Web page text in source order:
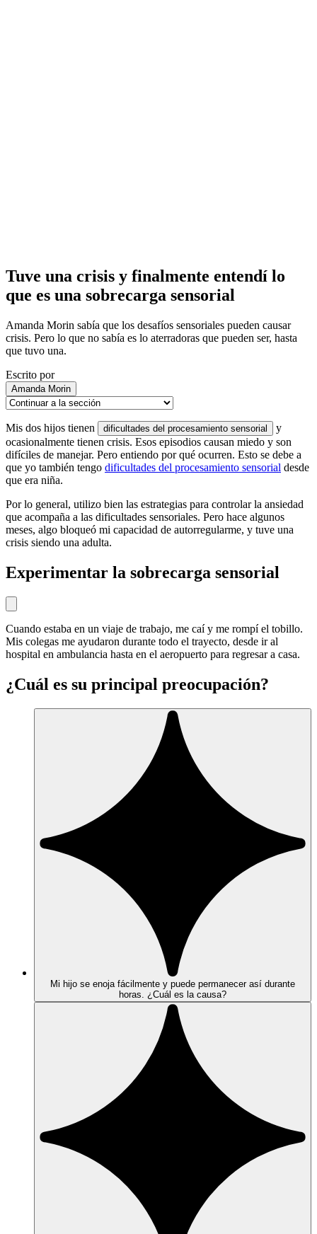
Tuve una crisis y finalmente entendí lo
que es una sobrecarga sensorial
Amanda Morin sabía que los desafíos sensoriales pueden causar
crisis. Pero lo que no sabía es lo aterradoras que pueden ser, hasta
que tuvo una.
Escrito por
Amanda Morin
Mis dos hijos tienen dificultades del procesamiento sensorial
y
ocasionalmente tienen crisis. Esos episodios causan miedo y son
difíciles de manejar. Pero entiendo por qué ocurren. Esto se debe a
que yo también tengo dificultades del procesamiento sensorial desde
que era niña.
Por lo general, utilizo bien las estrategias para controlar la ansiedad
que acompaña a las dificultades sensoriales. Pero hace algunos
meses, algo bloqueó mi capacidad de autorregularme, y tuve una
crisis siendo una adulta.
Experimentar la sobrecarga sensorial
Cuando estaba en un viaje de trabajo, me caí y me rompí el tobillo.
Mis colegas me ayudaron durante todo el trayecto, desde ir al
hospital en ambulancia hasta en el aeropuerto para regresar a casa.
¿Cuál es su principal preocupación?
Mi hijo se enoja fácilmente y puede permanecer así durante
horas. ¿Cuál es la causa?